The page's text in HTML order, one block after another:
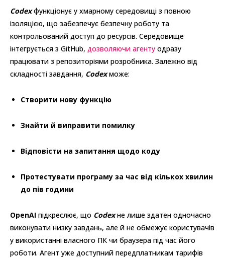
Codexфункціонує у хмарному середовищі з повною
ізоляцією, що забезпечує безпечну роботу та
контрольований доступ до ресурсів. Середовище
інтегрується з GitHub, дозволяючи агенту одразу
працювати з репозиторіями розробника. Залежно від
складності завдання, Codexможе:
Створити нову функцію
Знайти й виправити помилку
Відповісти на запитання щодо коду
Протестувати програму за час від кількох хвилин
до пів години
OpenAI підкреслює, що Codexне лише здатен одночасно
виконувати низку завдань, але й не обмежує користувачів
у використанні власного ПК чи браузера під час його
роботи. Агент уже доступний передплатникам тарифів